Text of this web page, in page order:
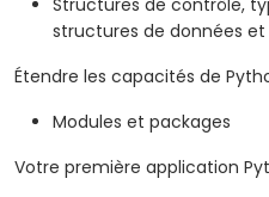
Structures de contrôle,
structures de données
Étendre les capacités de
Modules et packages
Votre première application